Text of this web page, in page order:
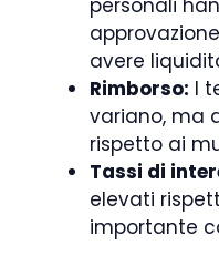
avere
Rimborso: I
variano, ma
rispetto ai
Tassi di
elevati
importante